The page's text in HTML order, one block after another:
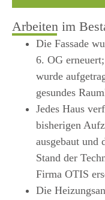
Arbeiten im
Die Fassade
6. OG
wurde
gesundes
Jedes Haus
bisherigen
ausgebaut und
Stand der
Firma OTIS
Die